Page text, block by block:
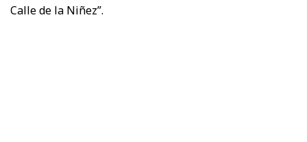
Calle de la Niñez”.